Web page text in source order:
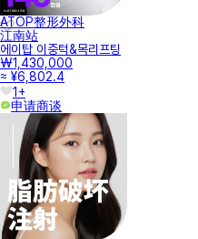
ATOP整形外科
江南站
에이탑 이중턱&목리프팅
₩1,430,000
≈ ¥6,802.4
1+
申请商谈